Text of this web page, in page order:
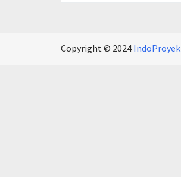
Copyright © 2024 IndoProyek